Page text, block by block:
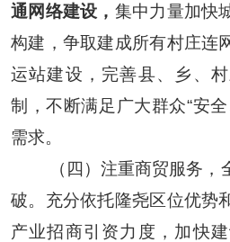
通网络建设， 集中力量加快
构建，争取建成所有村庄连
运站建设，完善县、乡、
制，不断满足广大群众“安
需求。
（四）注重商贸服务
破。 充分依托隆尧区位优势
产业招商引资力度，加快